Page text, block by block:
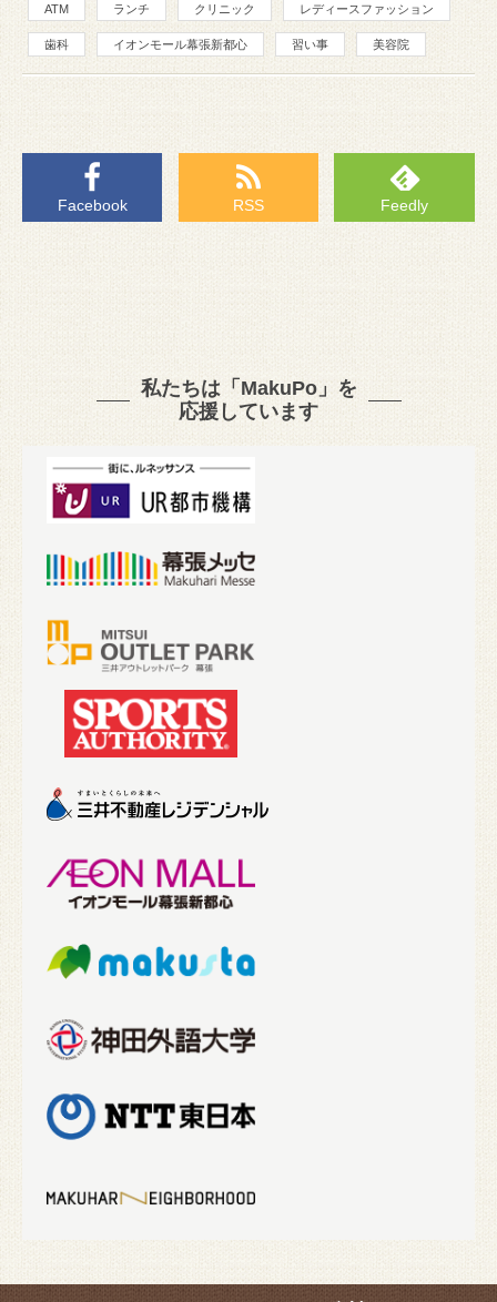
ATM ランチ クリニック レディースファッション
歯科 イオンモール幕張新都心 習い事 美容院
Facebook RSS Feedly
私たちは「MakuPo」を
応援しています